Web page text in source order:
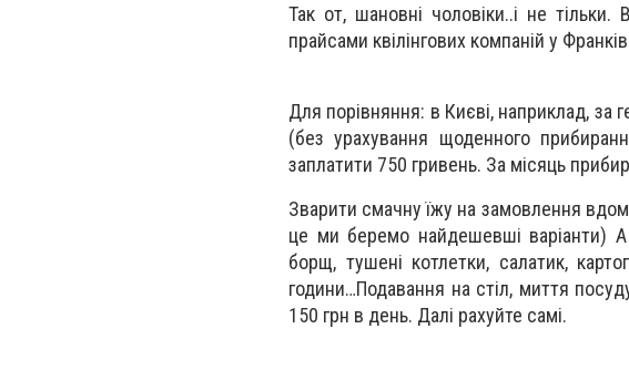
Так от, шановні чоловіки..і не
прайсами квілінгових компаній у
Для порівняння: в Києві, наприклад, за
(без урахування щоденного
заплатити 750 гривень. За місяць
Зварити смачну їжу на замовлення
це ми беремо найдешевші варіанти)
борщ, тушені котлетки, салатик,
години…Подавання на стіл, миття
150 грн в день. Далі рахуйте самі.